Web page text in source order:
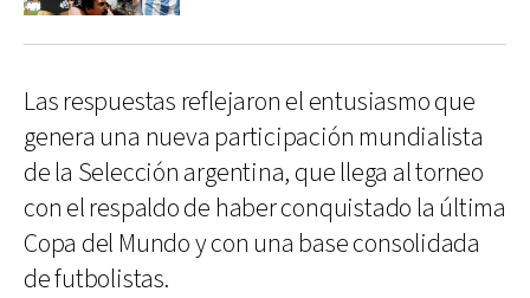
Las respuestas reflejaron el entusiasmo que
genera una nueva participación mundialista
de la Selección argentina, que llega al torneo
con el respaldo de haber conquistado la última
Copa del Mundo y con una base consolidada
de futbolistas.